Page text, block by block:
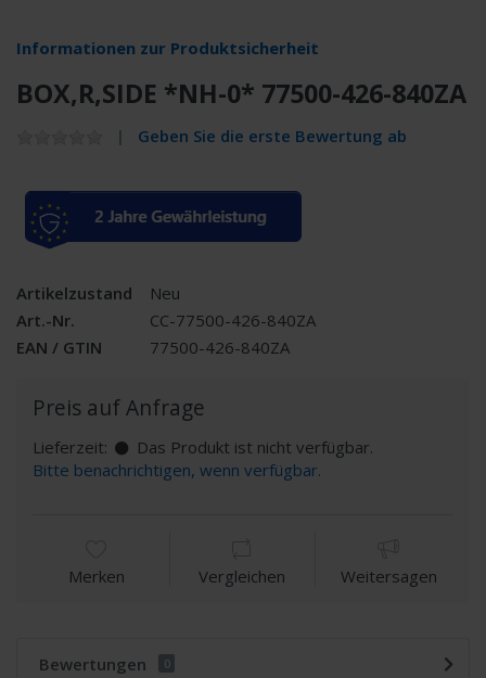
Informationen zur Produktsicherheit
BOX,R,SIDE *NH-0* 77500-426-840ZA
Geben Sie die erste Bewertung ab
Artikelzustand
Neu
Art.-Nr.
CC-77500-426-840ZA
EAN / GTIN
77500-426-840ZA
Preis auf Anfrage
Lieferzeit:
Das Produkt ist nicht verfügbar.
Bitte benachrichtigen, wenn verfügbar.
Merken Vergleichen Weitersagen
Bewertungen 0